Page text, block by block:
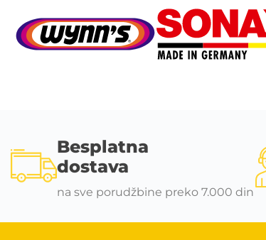
Besplatna
dostava
na sve porudžbine preko 7.000 din